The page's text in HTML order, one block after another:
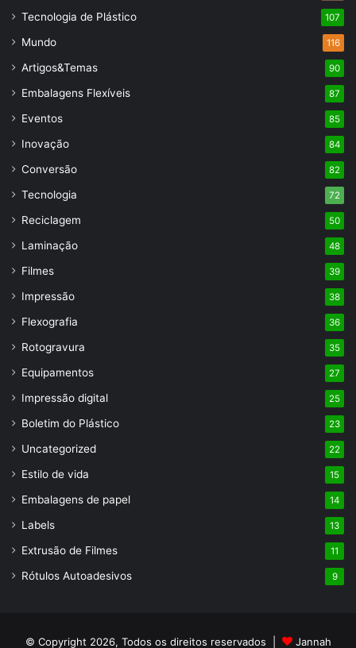
Tecnologia de Plástico 107
Mundo 116
Artigos&Temas 90
Embalagens Flexíveis 87
Eventos 85
Inovação 84
Conversão 82
Tecnologia 72
Reciclagem 50
Laminação 48
Filmes 39
Impressão 38
Flexografia 36
Rotogravura 35
Equipamentos 27
Impressão digital 25
Boletim do Plástico 23
Uncategorized 22
Estilo de vida 15
Embalagens de papel 14
Labels 13
Extrusão de Filmes 11
Rótulos Autoadesivos 9
© Copyright 2026, Todos os direitos reservados | Jannah